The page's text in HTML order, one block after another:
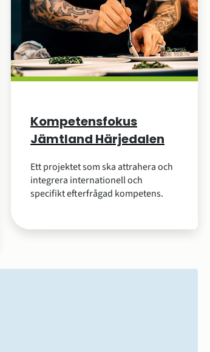
Kompetensfokus
Jämtland Härjedalen
Ett projektet som ska attrahera och
integrera internationell och
specifikt efterfrågad kompetens.